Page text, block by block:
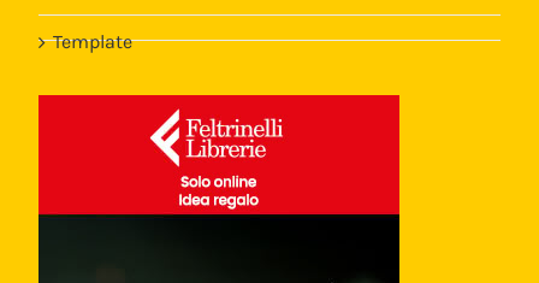
Template